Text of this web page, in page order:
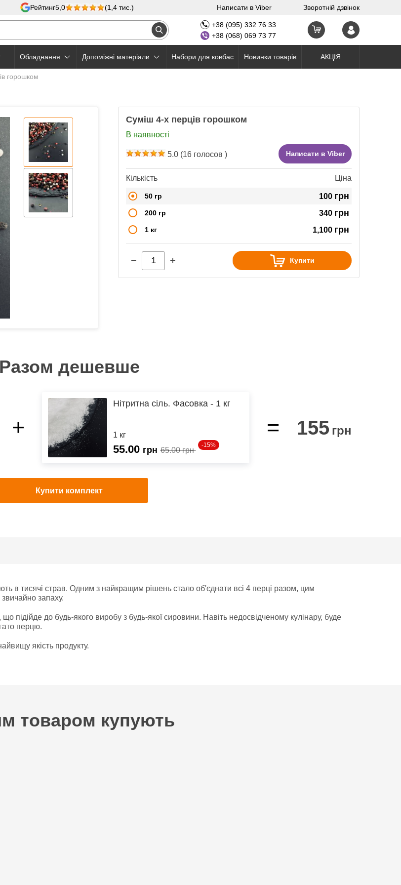
Рейтинг5,0 (1,4 тис.) Написати в Viber Зворотній дзвінок
+38 (095) 332 76 33
+38 (068) 069 73 77
Обладнання Допоміжні матеріали Набори для ковбас Новинки товарів АКЦІЯ
горошком
Суміш 4-х перців горошком
В наявності
5.0 (16 голосов ) Написати в Viber
Кількість Ціна
50 гр 100 грн
200 гр 340 грн
1 кг 1,100 грн
− + Купити
Разом дешевше
+
Нітритна сіль. Фасовка - 1 кг
1 кг
55.00 грн 65.00 грн
-15%
= 155 грн
Купити комплект
в тисячі страв. Одним з найкращим рішень стало об'єднати всі 4 перці разом, цим
запаху.
підійде до будь-якого виробу з будь-якої сировини. Навіть недосвідченому кулінару, буде
перцю.
якість продукту.
товаром купують